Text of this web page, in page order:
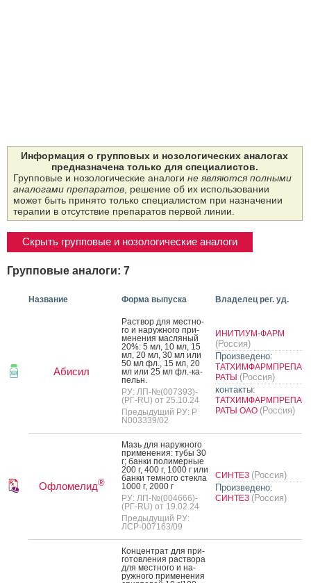
Информация о групповых и нозологических аналогах
предназначена только для специалистов.
Групповые и нозологические аналоги не являются полными
аналогами препаратов, решение об их использовании
может быть принято только специалистом при назначении
терапии в отсутствие препаратов первой линии.
Скрыть групповые и нозологические аналоги
Групповые аналоги: 7
Название Форма выпуска Владелец рег. уд.
Абисил
Рас­твор для мес­тно­
го и на­руж­но­го при­
мене­ния мас­ля­ный
20%: 5 мл, 10 мл, 15
мл, 20 мл, 30 мл или
50 мл фл., 15 мл, 20
мл или 25 мл фл.-ка­
пельн.
РУ: ЛП-№(007393)-
(РГ-RU) от 25.10.24
Предыдущий РУ: Р
N003339/02
ИНИТИУМ-ФАРМ
(Россия)
Произведено:
ТАТХИМФАРМПРЕПА
РАТЫ (Россия)
контакты:
ТАТХИМФАРМПРЕПА
РАТЫ ОАО (Россия)
Офломелид®
Мазь для на­руж­но­го
при­мене­ния: ту­бы 30
г; бан­ки по­лимер­ные
200 г, 400 г, 1000 г или
бан­ки тем­но­го стек­ла
1000 г, 2000 г
РУ: ЛП-№(004666)-
(РГ-RU) от 19.02.24
Предыдущий РУ:
ЛСР-007163/09
СИНТЕЗ (Россия)
Произведено:
СИНТЕЗ (Россия)
Кон­цен­трат для при­
готов­ле­ния рас­тво­ра
для мес­тно­го и на­
руж­но­го при­мене­ния